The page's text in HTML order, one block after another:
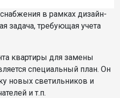
в рамках дизайн-
задача, требующая учета
квартиры для замены
специальный план. Он
новых светильников и
и т.п.